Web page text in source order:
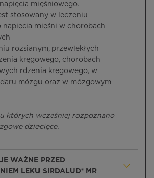
mięśniowego.
stosowany w leczeniu
napięcia mięśni w chorobach
rozsianym, przewlekłych
kręgowego, chorobach
rdzenia kręgowego, w
mózgu oraz w mózgowym
u których wcześniej rozpoznano
dziecięce.
WAŻNE PRZED
LEKU SIRDALUD® MR